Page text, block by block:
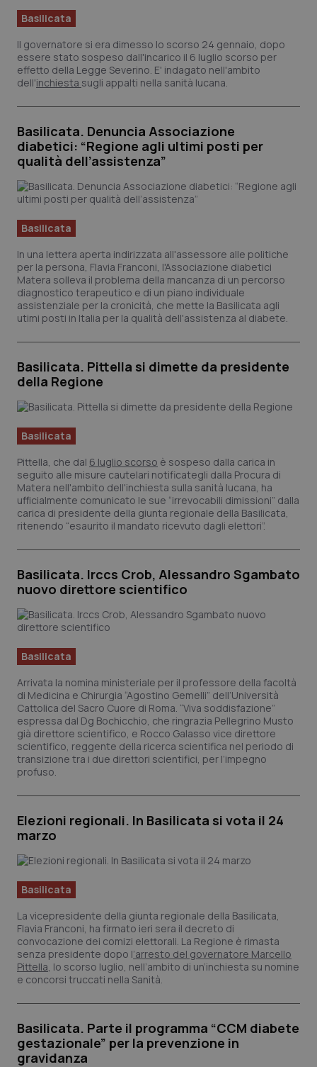
Basilicata
Il governatore si era dimesso lo scorso 24 gennaio, dopo
essere stato sospeso dall'incarico il 6 luglio scorso per
effetto della Legge Severino. E' indagato nell'ambito
dell'inchiesta sugli appalti nella sanità lucana.
Basilicata. Denuncia Associazione
diabetici: “Regione agli ultimi posti per
qualità dell’assistenza”
Basilicata
In una lettera aperta indirizzata all'assessore alle politiche
per la persona, Flavia Franconi, l'Associazione diabetici
Matera solleva il problema della mancanza di un percorso
diagnostico terapeutico e di un piano individuale
assistenziale per la cronicità, che mette la Basilicata agli
utimi posti in Italia per la qualità dell'assistenza al diabete.
Basilicata. Pittella si dimette da presidente
della Regione
Basilicata
Pittella, che dal 6 luglio scorso è sospeso dalla carica in
seguito alle misure cautelari notificategli dalla Procura di
Matera nell'ambito dell'inchiesta sulla sanità lucana, ha
ufficialmente comunicato le sue “irrevocabili dimissioni” dalla
carica di presidente della giunta regionale della Basilicata,
ritenendo “esaurito il mandato ricevuto dagli elettori”.
Basilicata. Irccs Crob, Alessandro Sgambato
nuovo direttore scientifico
Basilicata
Arrivata la nomina ministeriale per il professore della facoltà
di Medicina e Chirurgia “Agostino Gemelli” dell’Università
Cattolica del Sacro Cuore di Roma. “Viva soddisfazione”
espressa dal Dg Bochicchio, che ringrazia Pellegrino Musto
già direttore scientifico, e Rocco Galasso vice direttore
scientifico, reggente della ricerca scientifica nel periodo di
transizione tra i due direttori scientifici, per l’impegno
profuso.
Elezioni regionali. In Basilicata si vota il 24
marzo
Basilicata
La vicepresidente della giunta regionale della Basilicata,
Flavia Franconi, ha firmato ieri sera il decreto di
convocazione dei comizi elettorali. La Regione è rimasta
senza presidente dopo l’arresto del governatore Marcello
Pittella, lo scorso luglio, nell’ambito di un’inchiesta su nomine
e concorsi truccati nella Sanità.
Basilicata. Parte il programma “CCM diabete
gestazionale” per la prevenzione in
gravidanza